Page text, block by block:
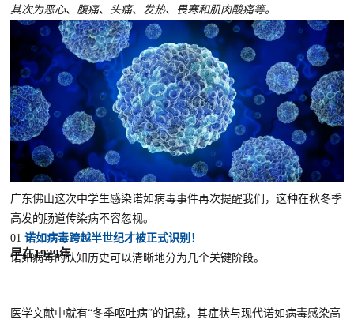
其次为恶心、腹痛、头痛、发热、畏寒和肌肉酸痛等。
广东佛山这次中学生感染诺如病毒事件再次提醒我们，这种在秋冬季
高发的肠道传染病不容忽视。
01诺如病毒跨越半世纪才被正式识别！
诺如病毒的认知历史可以清晰地分为几个关键阶段。
早在1929年
医学文献中就有“冬季呕吐病”的记载，其症状与现代诺如病毒感染高